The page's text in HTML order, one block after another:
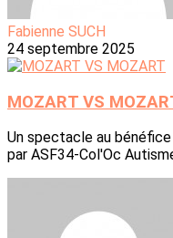
Fabienne SUCH
24 septembre 2025
MOZART VS
Un spectacle au
par ASF34-Col'Oc